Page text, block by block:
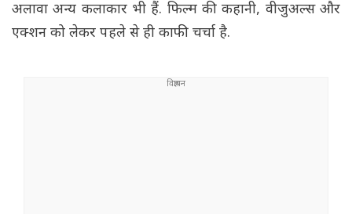
अलावा अन्य कलाकार भी हैं. फिल्म की कहानी, वीजुअल्स और
एक्शन को लेकर पहले से ही काफी चर्चा है.